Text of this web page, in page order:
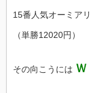
15番人気オーミア
（単勝12020円）
その向こうには Ｗ